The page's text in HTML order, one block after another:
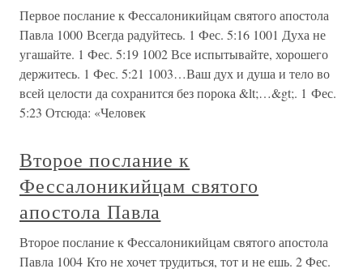
Первое послание к Фессалоникийцам святого апостола
Павла 1000 Всегда радуйтесь. 1 Фес. 5:16 1001 Духа не
угашайте. 1 Фес. 5:19 1002 Все испытывайте, хорошего
держитесь. 1 Фес. 5:21 1003…Ваш дух и душа и тело во
всей целости да сохранится без порока &lt;…&gt;. 1 Фес.
5:23 Отсюда: «Человек
Второе послание к
Фессалоникийцам святого
апостола Павла
Второе послание к Фессалоникийцам святого апостола
Павла 1004 Кто не хочет трудиться, тот и не ешь. 2 Фес.